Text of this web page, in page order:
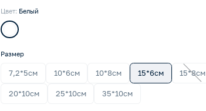
Цвет: Белый
Размер
7,2*5см 10*6см 10*8см 15*6см 15*8см
20*10см 25*10см 35*10см